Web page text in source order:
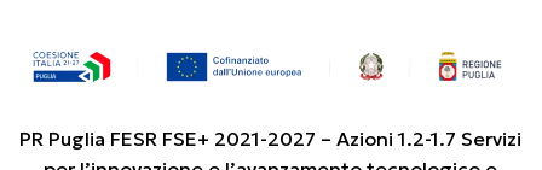
PR Puglia FESR FSE+ 2021-2027 – Azioni 1.2-1.7 Servizi